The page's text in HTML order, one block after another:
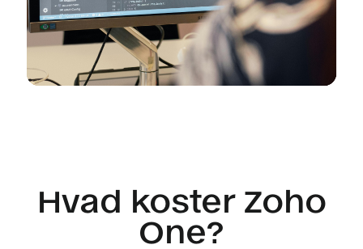
Hvad koster Zoho
One?